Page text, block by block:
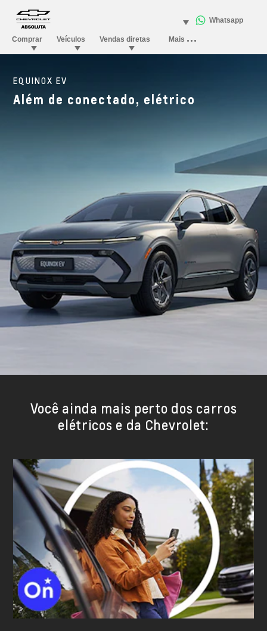
EQUINOX EV
Além de conectado, elétrico
Você ainda mais perto dos carros
elétricos e da Chevrolet: